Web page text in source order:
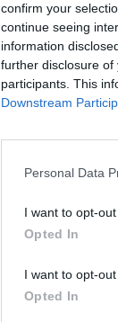
confirm your
continue seeing
information
further disclosure of
participants. This
Downstream
Personal Data
I want to opt-
Opted In
I want to opt-
Opted In